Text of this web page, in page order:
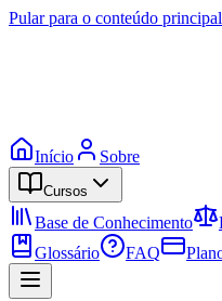
Pular para o conteúdo principal
Início Sobre
Cursos
Base de Conhecimento
Glossário
FAQ